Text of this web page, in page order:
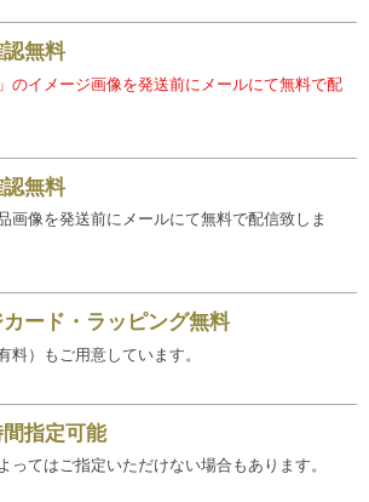
無料
のイメージ画像を発送前にメールにて無料で配
無料
画像を発送前にメールにて無料で配信致しま
ード・ラッピング無料
料）もご用意しています。
指定可能
てはご指定いただけない場合もあります。